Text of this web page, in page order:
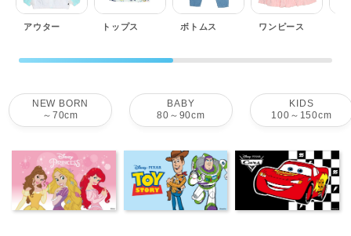
アウター トップス ボトムス ワンピース
NEW BORN
～70cm
BABY
80～90cm
KIDS
100～150cm